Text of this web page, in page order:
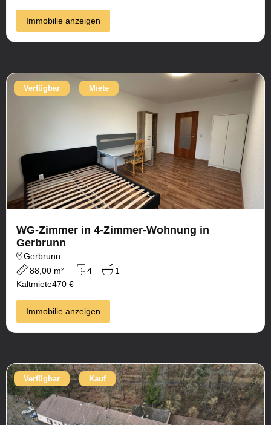
Immobilie anzeigen
Verfügbar Miete
WG-Zimmer in 4-Zimmer-Wohnung in
Gerbrunn
Gerbrunn
88,00 m²
4
1
Kaltmiete470 €
Immobilie anzeigen
Verfügbar Kauf